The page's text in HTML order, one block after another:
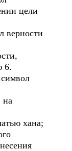
цели
верности
6.
на
хана;